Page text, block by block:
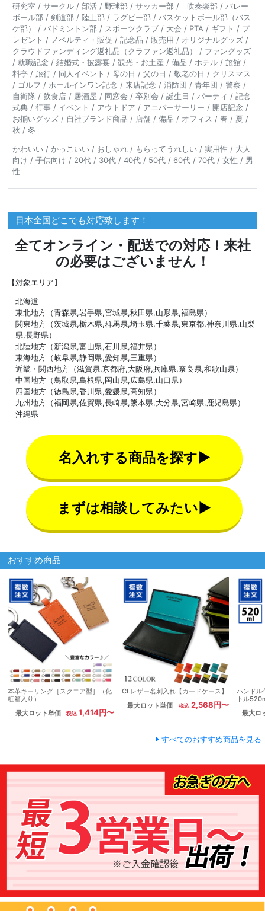
研究室 / サークル / 部活 / 野球部 / サッカー部 / 吹奏楽部 / バレー
ボール部 / 剣道部 / 陸上部 / ラグビー部 / バスケットボール部（バス
ケ部） / バドミントン部 / スポーツクラブ / 大会 / PTA / ギフト / プ
レゼント / ノベルティ・販促 / 記念品 / 販売用 / オリジナルグッズ /
クラウドファンディング返礼品（クラファン返礼品） / ファングッズ
/ 就職記念 / 結婚式・披露宴 / 観光・お土産 / 備品 / ホテル / 旅館 /
料亭 / 旅行 / 同人イベント / 母の日 / 父の日 / 敬老の日 / クリスマス
/ ゴルフ / ホールインワン記念 / 来店記念 / 消防団 / 青年団 / 警察 /
自衛隊 / 飲食店 / 居酒屋 / 同窓会 / 卒別会 / 誕生日 / パーティ / 記念
式典 / 行事 / イベント / アウトドア / アニバーサーリー / 開店記念 /
お揃いグッズ / 自社ブランド商品 / 店舗 / 備品 / オフィス / 春 / 夏 /
秋 / 冬
かわいい / かっこいい / おしゃれ / もらってうれしい / 実用性 / 大人
向け / 子供向け / 20代 / 30代 / 40代 / 50代 / 60代 / 70代 / 女性 / 男
性
日本全国どこでも対応致します！
全てオンライン・配送での対応！来社
の必要はございません！
【対象エリア】
北海道
東北地方（青森県,岩手県,宮城県,秋田県,山形県,福島県）
関東地方（茨城県,栃木県,群馬県,埼玉県,千葉県,東京都,神奈川県,山梨
県,長野県）
北陸地方（新潟県,富山県,石川県,福井県）
東海地方（岐阜県,静岡県,愛知県,三重県）
近畿・関西地方（滋賀県,京都府,大阪府,兵庫県,奈良県,和歌山県）
中国地方（鳥取県,島根県,岡山県,広島県,山口県）
四国地方（徳島県,香川県,愛媛県,高知県）
九州地方（福岡県,佐賀県,長崎県,熊本県,大分県,宮崎県,鹿児島県）
沖縄県
名入れする商品を探す▶
まずは相談してみたい▶
おすすめ商品
本革キーリング［スクエア型］（化
粧箱入り）
最大ロット単価
1,414円〜
CLレザー名刺入れ【カードケース】
最大ロット単価
2,568円〜
ハンドル
トル
最大ロ
すべてのおすすめ商品を見る